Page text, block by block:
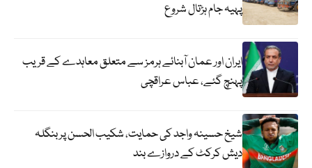
پہیہ جام ہڑتال شروع
ایران اور عمان آبنائے ہرمز سے متعلق معاہدے کے قریب
پہنچ گئے، عباس عراقچی
شیخ حسینہ واجد کی حمایت، شکیب الحسن پر بنگلہ
دیش کرکٹ کے دروازے بند